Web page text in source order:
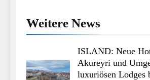
Weitere News
ISLAND: Neue
Akureyri und
luxuriösen Lodges